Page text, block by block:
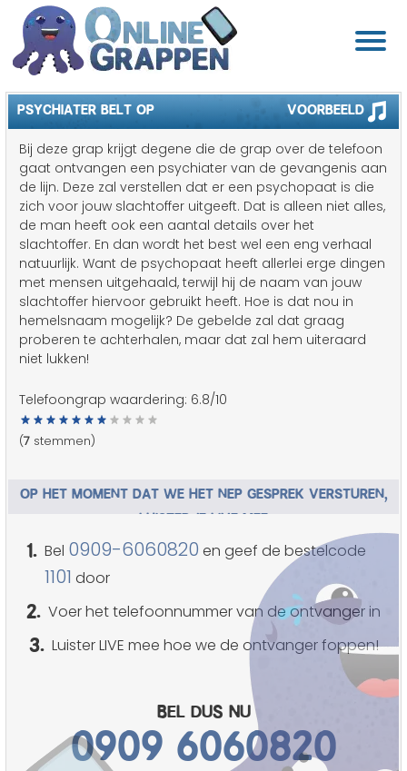
PSYCHIATER BELT OP Voorbeeld
Bij deze grap krijgt degene die de grap over de telefoon
gaat ontvangen een psychiater van de gevangenis aan
de lijn. Deze zal verstellen dat er een psychopaat is die
zich voor jouw slachtoffer uitgeeft. Dat is alleen niet alles,
de man heeft ook een aantal details over het
slachtoffer. En dan wordt het best wel een eng verhaal
natuurlijk. Want de psychopaat heeft allerlei erge dingen
met mensen uitgehaald, terwijl hij de naam van jouw
slachtoffer hiervoor gebruikt heeft. Hoe is dat nou in
hemelsnaam mogelijk? De gebelde zal dat graag
proberen te achterhalen, maar dat zal hem uiteraard
niet lukken!
Telefoongrap waardering: 6.8/10
(7 stemmen)
OP HET MOMENT DAT WE HET NEP GESPREK VERSTUREN,
LUISTER JE LIVE MEE
1. Bel 0909-6060820 en geef de bestelcode
1101 door
2. Voer het telefoonnummer van de ontvanger in
3. Luister LIVE mee hoe we de ontvanger foppen!
Bel dus nu
0909 6060820